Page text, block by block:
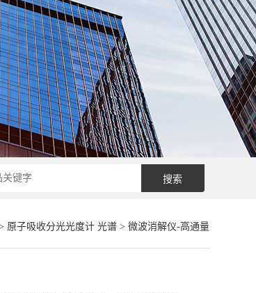
原子吸收分光光度计 光谱> 微波消解仪-高通量